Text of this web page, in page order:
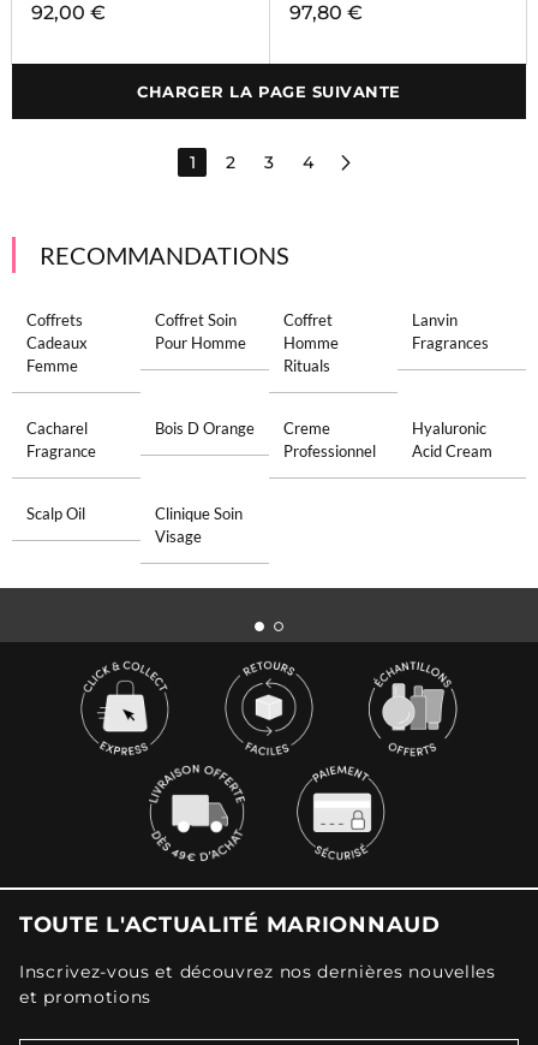
92,00 € 97,80 €
CHARGER LA PAGE SUIVANTE
1 2 3 4
RECOMMANDATIONS
Coffrets
Cadeaux
Femme
Coffret Soin
Pour Homme
Coffret
Homme
Rituals
Lanvin
Fragrances
Cacharel
Fragrance
Bois D Orange
Creme
Professionnel
Hyaluronic
Acid Cream
Scalp Oil
Clinique Soin
Visage
TOUTE L'ACTUALITÉ MARIONNAUD
Inscrivez-vous et découvrez nos dernières nouvelles
et promotions